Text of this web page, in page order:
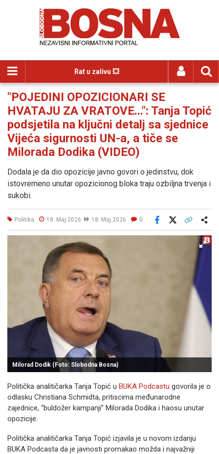
Rat u zalivu 💥
"POJEDINI OPOZICIONARI SE
HVATAJU ZA VRATOVE...": Tanja Topić
podsjetila na ključni detalj sa sjednice
Vijeća sigurnosti UN-a, a tiče se
Milorada Dodika (VIDEO)
Dodala je da dio opozicije javno govori o jedinstvu, dok
istovremeno unutar opozicionog bloka traju ozbiljna trvenja i
sukobi.
Politika 18. Maj 2026 18. Maj 2026 0
Facebook
Milorad Dodik (Foto: Slobodna Bosna)
Politička analitičarka Tanja Topić u BUKA Podcastu govorila je o
odlasku Christiana Schmidta, pritiscima međunarodne
zajednice, “buldožer kampanji” Milorada Dodika i haosu unutar
opozicije.
Politička analitičarka Tanja Topić izjavila je u novom izdanju
BUKA Podcasta da je javnosti promakao možda i najvažniji